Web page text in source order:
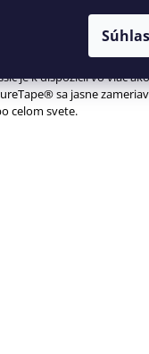
celosvetovom lekárskom
je k dispozícii vo viac
sa jasne
celom svete.